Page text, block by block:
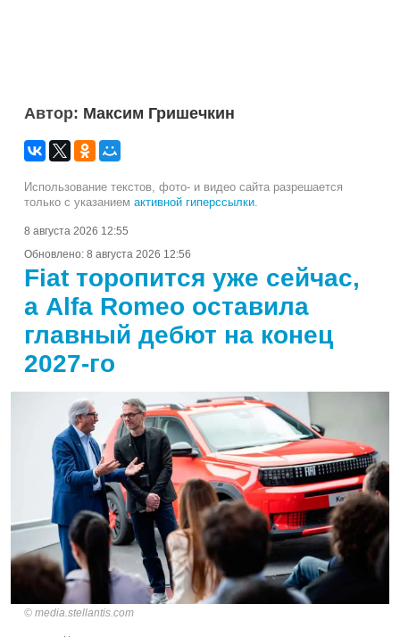
Автор: Максим Гришечкин
Использование текстов, фото- и видео сайта разрешается
только с указанием активной гиперссылки
8 августа 2026 12:55
Обновлено: 8 августа 2026 12:56
Fiat торопится уже сейчас,
а Alfa Romeo оставила
главный дебют на конец
2027-го
media.stellantis.com